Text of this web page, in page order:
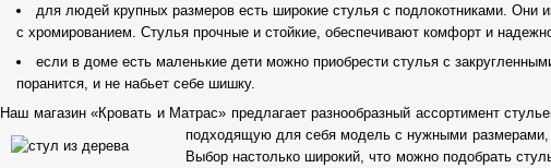
для людей крупных размеров есть широкие стулья с подлокотниками. Они
с хромированием. Стулья прочные и стойкие, обеспечивают комфорт и
если в доме есть маленькие дети можно приобрести стулья с
поранится, и не набьет себе шишку.
Наш магазин «Кровать и Матрас» предлагает разнообразный ассортимент
подходящую для себя модель с нужными размерами,
Выбор настолько широкий, что можно подобрать